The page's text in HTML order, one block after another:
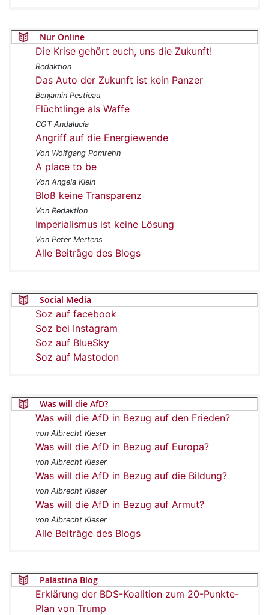
Nur Online
Die Krise gehört euch, uns die Zukunft!
Redaktion
Das Auto der Zukunft ist kein Panzer
Benjamin Pestieau
Flüchtlinge als Waffe
CGT Andalucía
Angriff auf die Energiewende
Von Wolfgang Pomrehn
A place to be
Von Angela Klein
Bloß keine Transparenz
Von Redaktion
Imperialismus ist keine Lösung
Von Peter Mertens
Alle Beiträge des Blogs
Social Media
Soz auf facebook
Soz bei Instagram
Soz auf BlueSky
Soz auf Mastodon
Was will die AfD?
Was will die AfD in Bezug auf den Frieden?
von Albrecht Kieser
Was will die AfD in Bezug auf Europa?
von Albrecht Kieser
Was will die AfD in Bezug auf die Bildung?
von Albrecht Kieser
Was will die AfD in Bezug auf Armut?
von Albrecht Kieser
Alle Beiträge des Blogs
Palästina Blog
Erklärung der BDS-Koalition zum 20-Punkte-
Plan von Trump